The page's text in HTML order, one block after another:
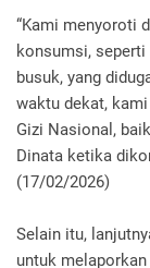
“Kami menyoroti
konsumsi,
busuk, yang
waktu dekat,
Gizi Nasional,
Dinata ketika
(17/02/2026)
Selain itu,
untuk